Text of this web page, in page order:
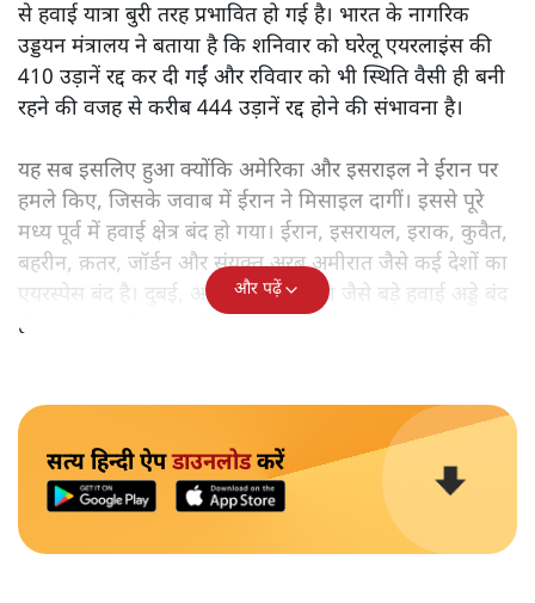
से हवाई यात्रा बुरी तरह प्रभावित हो गई है। भारत के नागरिक
उड्डयन मंत्रालय ने बताया है कि शनिवार को घरेलू एयरलाइंस की
410 उड़ानें रद्द कर दी गईं और रविवार को भी स्थिति वैसी ही बनी
रहने की वजह से करीब 444 उड़ानें रद्द होने की संभावना है।
यह सब इसलिए हुआ क्योंकि अमेरिका और इसराइल ने ईरान पर
हमले किए, जिसके जवाब में ईरान ने मिसाइल दागीं। इससे पूरे
मध्य पूर्व में हवाई क्षेत्र बंद हो गया। ईरान, इसरायल, इराक, कुवैत,
बहरीन, क़तर, जॉर्डन और संयुक्त अरब अमीरात जैसे कई देशों का
एयरस्पेस बंद है। दुबई, अबू धाबी और दोहा जैसे बड़े हवाई अड्डे बंद
हो गए या उड़ानें रद्द कर दी गईं।
और पढ़ें
सत्य हिन्दी ऐपडाउनलोडकरें